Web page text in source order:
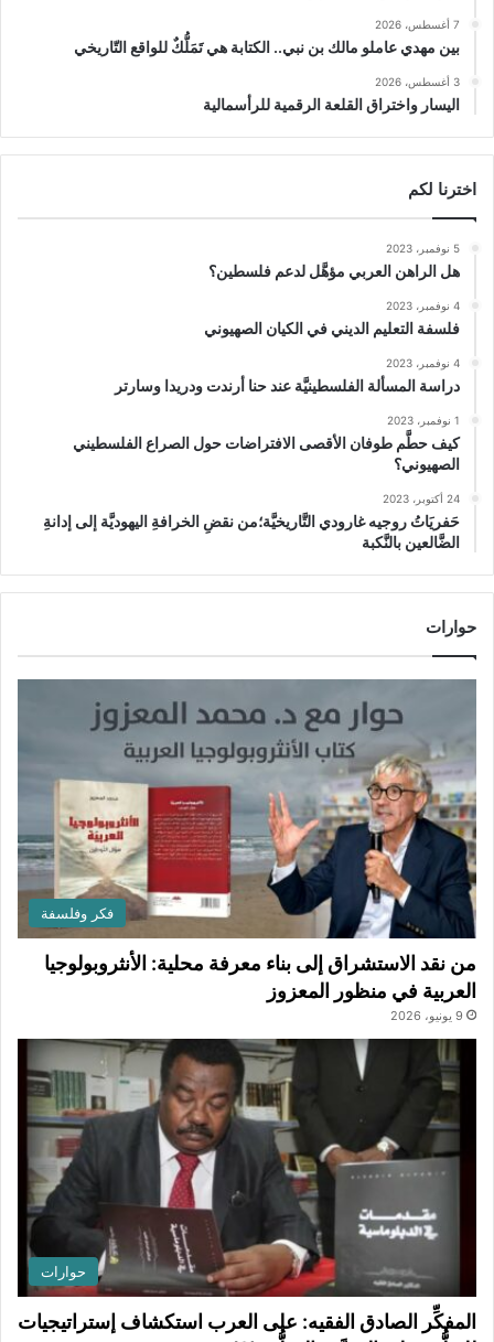
7 أغسطس، 2026
بين مهدي عاملو مالك بن نبي.. الكتابة هي تَمَلُّكٌ للواقع التّاريخي
3 أغسطس، 2026
اليسار واختراق القلعة الرقمية للرأسمالية
اخترنا لكم
5 نوفمبر، 2023
هل الراهن العربي مؤهَّل لدعم فلسطين؟
4 نوفمبر، 2023
فلسفة التعليم الديني في الكيان الصهيوني
4 نوفمبر، 2023
دراسة المسألة الفلسطينيَّة عند حنا أرندت ودريدا وسارتر
1 نوفمبر، 2023
كيف حطَّم طوفان الأقصى الافتراضات حول الصراع الفلسطيني
الصهيوني؟
24 أكتوبر، 2023
حَفريَاتُ روجيه غارودي التَّاريخيَّة؛من نقضِ الخرافةِ اليهوديَّة إلى إدانةِ
الضَّالعين بالنَّكبة
حوارات
فكر وفلسفة
من نقد الاستشراق إلى بناء معرفة محلية: الأنثروبولوجيا
العربية في منظور المعزوز
9 يونيو، 2026
حوارات
المفكِّر الصادق الفقيه: على العرب استكشاف إستراتيجيات